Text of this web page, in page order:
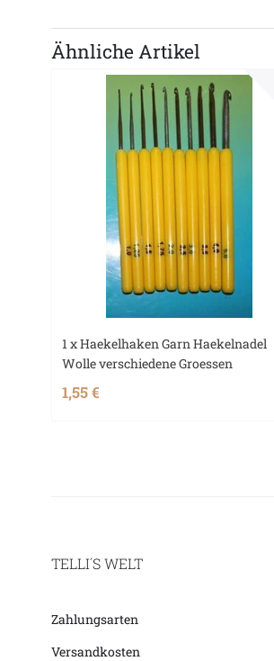
Ähnliche Artikel
1 x Haekelhaken Garn Haekelnadel
Wolle verschiedene Groessen
1,55 €
TELLI´S WELT
Zahlungsarten
Versandkosten